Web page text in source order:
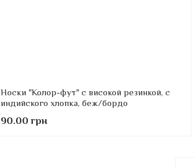
Носки "Колор-фут" с високой резинкой, с
индийского хлопка, беж/бордо
90.00 грн